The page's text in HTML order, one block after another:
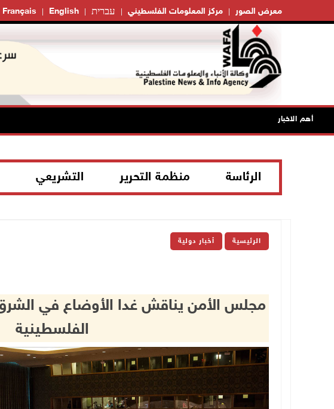
Français English עברית مركز المعلومات الفلسطيني معرض الصور
أهم الاخبار
الرئاسة منظمة التحرير التشريعي
الرئيسية أخبار دولية
مجلس الأمن يناقش غدا الأوضاع في
الفلسطينية